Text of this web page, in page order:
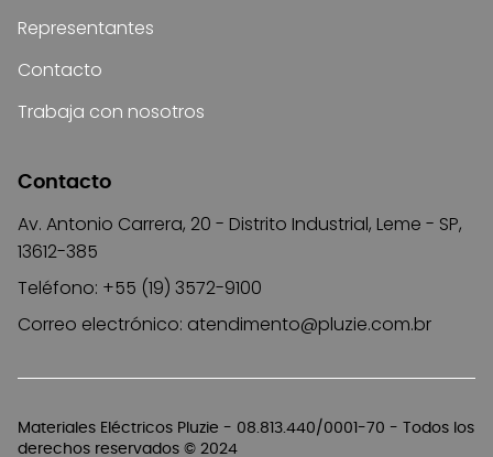
Materiales Eléctricos Pluzie - 08.813.440/0001-70 - Todos los
derechos reservados © 2024
Representantes
Contacto
Trabaja con nosotros
Contacto
Av. Antonio Carrera, 20 - Distrito Industrial, Leme - SP,
13612-385
Teléfono: +55 (19) 3572-9100
Correo electrónico: atendimento@pluzie.com.br